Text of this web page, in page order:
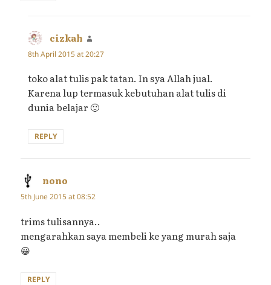
cizkah
8th April 2015 at 20:27
toko alat tulis pak tatan. In sya Allah jual.
Karena lup termasuk kebutuhan alat tulis di
dunia belajar 🙂
REPLY
nono
5th June 2015 at 08:52
trims tulisannya..
mengarahkan saya membeli ke yang murah saja
😀
REPLY